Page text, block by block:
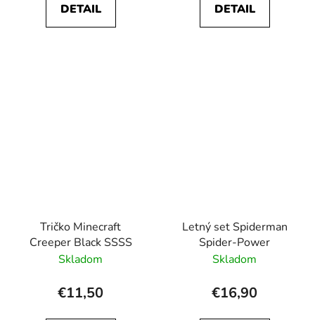
DETAIL DETAIL
Tričko Minecraft
Creeper Black SSSS
Skladom
€11,50
Letný set Spiderman
Spider-Power
Skladom
€16,90